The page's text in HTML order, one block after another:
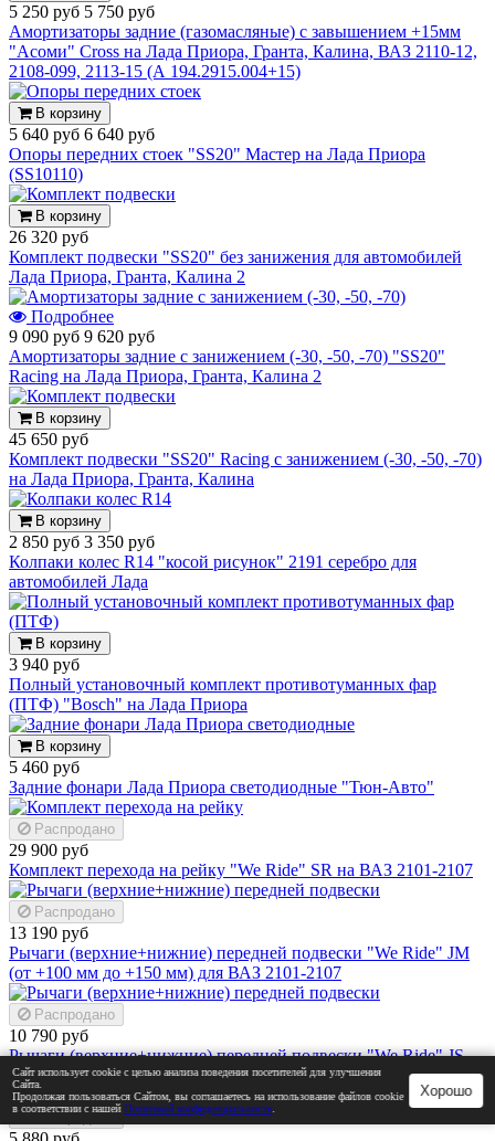
5 250 руб 5 750 руб
Амортизаторы задние (газомасляные) с завышением +15мм
"Асоми" Cross на Лада Приора, Гранта, Калина, ВАЗ 2110-12,
2108-099, 2113-15 (А 194.2915.004+15)
В корзину
5 640 руб 6 640 руб
Опоры передних стоек "SS20" Мастер на Лада Приора
(SS10110)
В корзину
26 320 руб
Комплект подвески "SS20" без занижения для автомобилей
Лада Приора, Гранта, Калина 2
Подробнее
9 090 руб 9 620 руб
Амортизаторы задние с занижением (-30, -50, -70) "SS20"
Racing на Лада Приора, Гранта, Калина 2
В корзину
45 650 руб
Комплект подвески "SS20" Racing с занижением (-30, -50, -70)
на Лада Приора, Гранта, Калина
В корзину
2 850 руб 3 350 руб
Колпаки колес R14 "косой рисунок" 2191 серебро для
автомобилей Лада
В корзину
3 940 руб
Полный установочный комплект противотуманных фар
(ПТФ) "Bosch" на Лада Приора
В корзину
5 460 руб
Задние фонари Лада Приора светодиодные "Тюн-Авто"
Распродано
29 900 руб
Комплект перехода на рейку "We Ride" SR на ВАЗ 2101-2107
Распродано
13 190 руб
Рычаги (верхние+нижние) передней подвески "We Ride" JM
(от +100 мм до +150 мм) для ВАЗ 2101-2107
Распродано
10 790 руб
Рычаги (верхние+нижние) передней подвески "We Ride" JS
(от +50 мм до +100 мм) для ВАЗ 2101-2107
Распродано
Сайт использует cookie с целью анализа поведения посетителей для улучшения
Сайта.
Продолжая пользоваться Сайтом, вы соглашаетесь на использование файлов cookie
в соответствии с нашейПолитикой конфиденциальности.
Хорошо